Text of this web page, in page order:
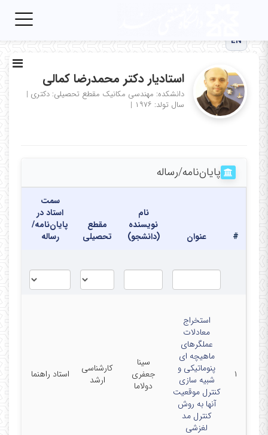
EN
استادیار دکتر محمدرضا کمالی
دانشکده: مهندسی مکانیک مقطع تحصیلی: دکتری |
سال تولد: ۱۹۷۶
|
پایان‌نامه‌/رساله
# عنوان
نام
نویسنده
(دانشجو)
مقطع
تحصیلی
سمت
استاد در
پایان‌نامه/
رساله
۱
استخراج
معادلات
عملگرهای
ماهیچه ای
پنوماتیکی و
شبیه سازی
کنترل موقعیت
آنها به روش
کنترل مد
لغزشی
سینا
جعفری
دولاما
کارشناسی
ارشد
استاد راهنما